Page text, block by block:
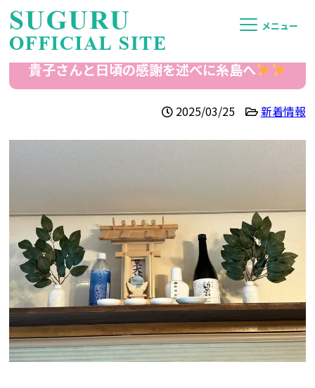
メニュー
貴子さんと日頃の感謝を述べに糸島へ
2025/03/25 新着情報